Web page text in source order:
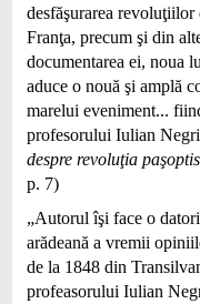
desfăşurarea
Franţa, precum şi din
documentarea ei, noua
aduce o nouă şi amplă
marelui eveniment...
profesorului Iulian
despre revoluţia
p. 7)
„Autorul îşi face o
arădeană a vremii
de la 1848 din
profeasorului Iulian